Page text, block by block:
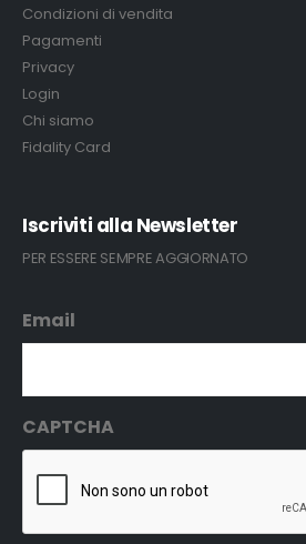
Condizioni di vendita
Pagamenti
Privacy
Login
Chi siamo
Fidality Card
Iscriviti alla Newsletter
PER ESSERE SEMPRE AGGIORNATO
Email
CAPTCHA